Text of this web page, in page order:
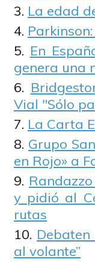
La edad
En
genera una
Vial "Sólo
La Carta
Grupo
en Rojo» a
y pidió al
rutas
al volante”